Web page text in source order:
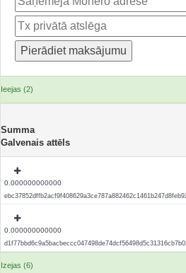
Ieejas (2)
Summa
Galvenais attēls
0.000000000000
0.000000000000
Izejas (6)